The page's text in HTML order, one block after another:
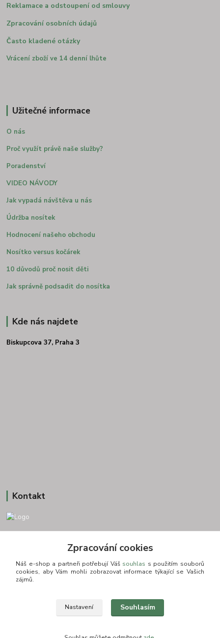
Reklamace a odstoupení od smlouvy
Zpracování osobních údajů
Často kladené otázky
Vrácení zboží ve 14 denní lhůte
Užitečné informace
O nás
Proč využít právě naše služby?
Poradenství
VIDEO NÁVODY
Jak vypadá návštěva u nás
Údržba nosítek
Hodnocení našeho obchodu
Nosítko versus kočárek
10 důvodů proč nosit děti
Jak správně podsadit do nosítka
Kde nás najdete
Biskupcova 37, Praha 3
Kontakt
+420 775693830
Otevírací doba: PO-PÁ: 9:00-16:00 NUTNÁ REZERVACE
info@zkusnositko.cz
© Copyright 2015-2026 ZkusNositko.cz
Zpracování cookies
Náš e-shop a partneři potřebují Váš souhlas s použitím souborů
cookies, aby Vám mohli zobrazovat informace týkající se Vašich
zájmů.
Nastavení Souhlasím